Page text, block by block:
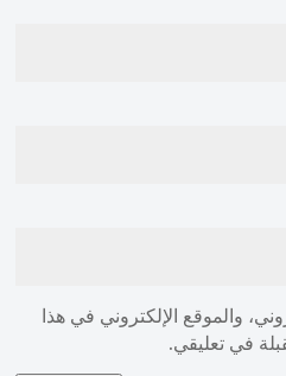
والموقع الإلكتروني في هذا
في تعليقي.